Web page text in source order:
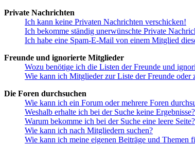
Private Nachrichten
Ich kann keine Privaten Nachrichten verschicken!
Ich bekomme ständig unerwünschte Private
Ich habe eine Spam-E-Mail von einem Mitglied
Freunde und ignorierte Mitglieder
Wozu benötige ich die Listen der Freunde und
Wie kann ich Mitglieder zur Liste der Freunde
Die Foren durchsuchen
Wie kann ich ein Forum oder mehrere Foren
Weshalb erhalte ich bei der Suche keine Ergebnisse?
Warum bekomme ich bei der Suche eine leere Seite?
Wie kann ich nach Mitgliedern suchen?
Wie kann ich meine eigenen Beiträge und Themen